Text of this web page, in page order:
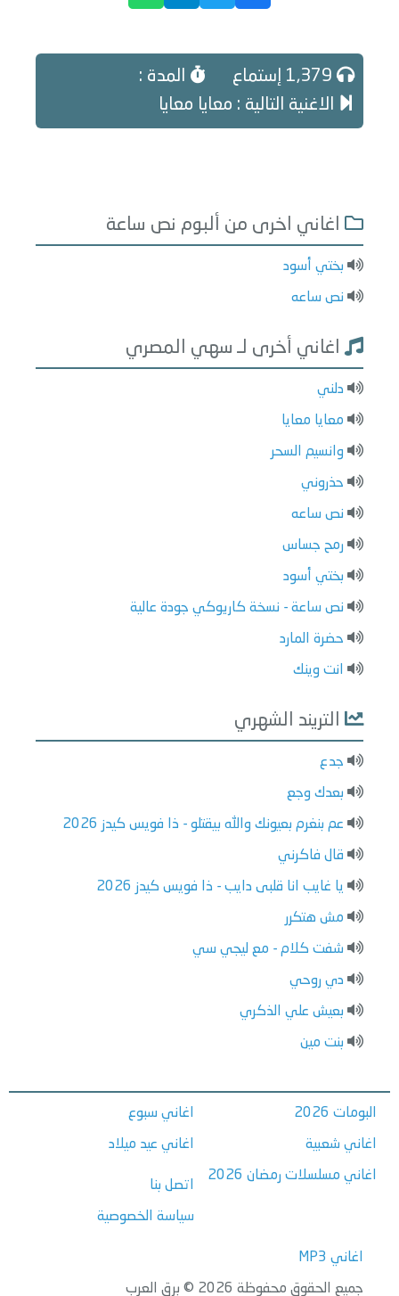
المدة :
الاغنية التالية : معايا معايا
اغاني اخرى من ألبوم نص ساعة
بختي أسود
نص ساعه
اغاني أخرى لـ سهي المصري
دلني
معايا معايا
وانسيم السحر
حذروني
نص ساعه
رمح جساس
بختي أسود
نص ساعة - نسخة كاريوكي جودة عالية
حضرة المارد
انت وينك
التريند الشهري
جدع
بعدك وجع
عم بنغرم بعيونك والله بيقتلو - ذا فويس كيدز 2026
قال فاكرني
يا غايب انا قلبى دايب - ذا فويس كيدز 2026
مش هتكرر
شفت كلام - مع ليجي سي
دي روحي
بعيش علي الذكري
بنت مين
البومات 2026
اغاني شعبية
اغاني مسلسلات رمضان 2026
اغاني سبوع
اغاني عيد ميلاد
اتصل بنا
سياسة الخصوصية
اغاني MP3
جميع الحقوق محفوظة 2026 © برق العرب